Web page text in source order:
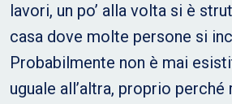
lavori, un po’ alla volta si è
casa dove molte persone si
Probabilmente non è mai
uguale all’altra, proprio